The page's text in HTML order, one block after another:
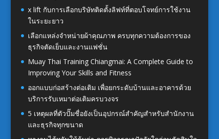
x lift กับการเลือกบริษัทติดตั้งลิฟท์ที่ตอบโจทย์การใช้งาน
ในระยะยาว
เลือกแหล่งจำหน่ายผ้าคุณภาพ ครบทุกความต้องการของ
ธุรกิจตัดเย็บและงานแฟชั่น
Muay Thai Training Chiangmai: A Complete Guide to
Improving Your Skills and Fitness
ออกแบบก่อสร้างต่อเติม เพื่อยกระดับบ้านและอาคารด้วย
บริการรับเหมาต่อเติมครบวงจร
5 เหตุผลที่ตัวปั๊มชื่อยังเป็นอุปกรณ์สำคัญสำหรับสำนักงาน
และธุรกิจทุกขนาด